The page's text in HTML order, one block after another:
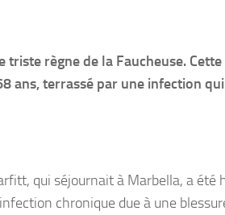
règne de la Faucheuse. Cette
ans, terrassé par une infection
qui séjournait à Marbella, a été
chronique due à une